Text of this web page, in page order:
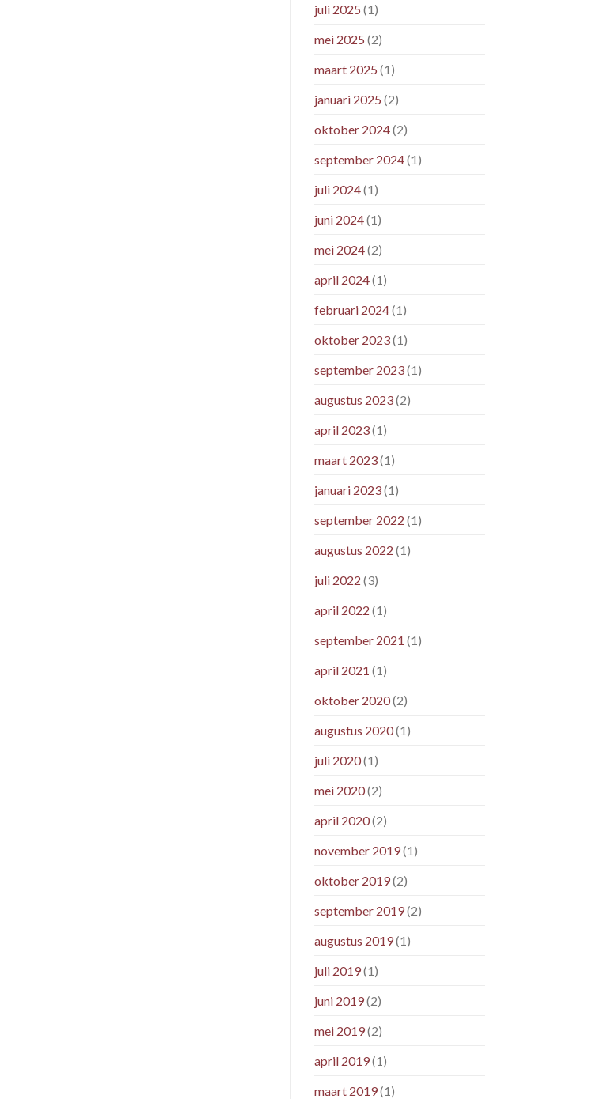
juli 2025 (1)
mei 2025 (2)
maart 2025 (1)
januari 2025 (2)
oktober 2024(2)
september 2024(1)
juli 2024(1)
juni 2024(1)
mei 2024(2)
april 2024(1)
februari 2024(1)
oktober 2023(1)
september 2023(1)
augustus 2023(2)
april 2023(1)
maart 2023(1)
januari 2023(1)
september 2022 (1)
augustus 2022 (1)
juli 2022 (3)
april 2022 (1)
september 2021 (1)
april 2021 (1)
oktober 2020(2)
augustus 2020(1)
juli 2020(1)
mei 2020(2)
april 2020(2)
november 2019(1)
oktober 2019(2)
september 2019(2)
augustus 2019(1)
juli 2019(1)
juni 2019(2)
mei 2019(2)
april 2019(1)
maart 2019(1)